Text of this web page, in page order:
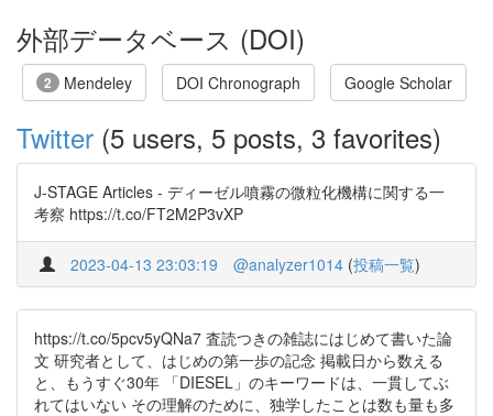
外部データベース (DOI)
2 Mendeley DOI Chronograph Google Scholar
Twitter (5 users, 5 posts, 3 favorites)
J-STAGE Articles - ディーゼル噴霧の微粒化機構に関する一
考察 https://t.co/FT2M2P3vXP
2023-04-13 23:03:19 @analyzer1014 (投稿一覧)
https://t.co/5pcv5yQNa7 査読つきの雑誌にはじめて書いた論
文 研究者として、はじめの第一歩の記念 掲載日から数える
と、もうすぐ30年 「DIESEL」のキーワードは、一貫してぶ
れてはいない その理解のために、独学したことは数も量も多